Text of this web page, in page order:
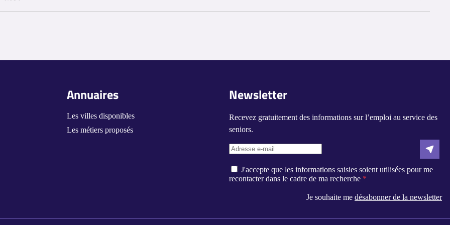
Newsletter
Recevez gratuitement des informations sur l’emploi au service des
seniors.
J'accepte que les informations saisies soient utilisées pour me
recontacter dans le cadre de ma recherche
Je souhaite medésabonner de la newsletter
Annuaires
Les villes disponibles
Les métiers proposés